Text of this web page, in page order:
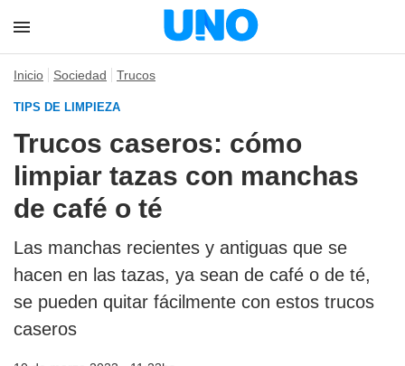
Inicio Sociedad Trucos
TIPS DE LIMPIEZA
Trucos caseros: cómo
limpiar tazas con manchas
de café o té
Las manchas recientes y antiguas que se
hacen en las tazas, ya sean de café o de té,
se pueden quitar fácilmente con estos trucos
caseros